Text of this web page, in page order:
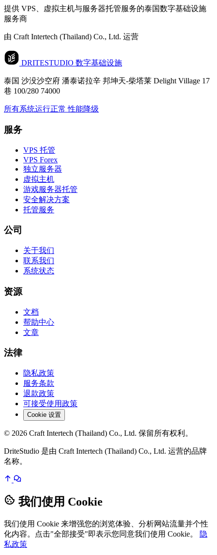
提供 VPS、虚拟主机与服务器托管服务的泰国数字基础设施
服务商
由 Craft Intertech (Thailand) Co., Ltd. 运营
DRITESTUDIO 数字基础设施
泰国 沙没沙空府 潘泰诺拉辛 邦坤天-柴塔莱 Delight Village 17
巷 100/280 74000
所有系统运行正常 性能降级
服务
VPS 托管
VPS Forex
独立服务器
虚拟主机
游戏服务器托管
安全解决方案
托管服务
公司
关于我们
联系我们
系统状态
资源
文档
帮助中心
文章
法律
隐私政策
服务条款
退款政策
可接受使用政策
Cookie 设置
© 2026 Craft Intertech (Thailand) Co., Ltd. 保留所有权利。
DriteStudio 是由 Craft Intertech (Thailand) Co., Ltd. 运营的品牌
名称。
我们使用 Cookie
我们使用 Cookie 来增强您的浏览体验、分析网站流量并个性
化内容。点击"全部接受"即表示您同意我们使用 Cookie。
隐
私政策